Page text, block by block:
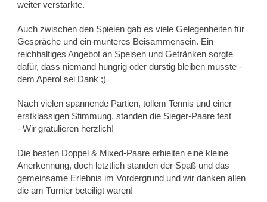
weiter verstärkte.
Auch zwischen den Spielen gab es viele Gelegenheiten für
Gespräche und ein munteres Beisammensein. Ein
reichhaltiges Angebot an Speisen und Getränken sorgte
dafür, dass niemand hungrig oder durstig bleiben musste -
dem Aperol sei Dank ;)
Nach vielen spannende Partien, tollem Tennis und einer
erstklassigen Stimmung, standen die Sieger-Paare fest
- Wir gratulieren herzlich!
Die besten Doppel & Mixed-Paare erhielten eine kleine
Anerkennung, doch letztlich standen der Spaß und das
gemeinsame Erlebnis im Vordergrund und wir danken allen
die am Turnier beteiligt waren!